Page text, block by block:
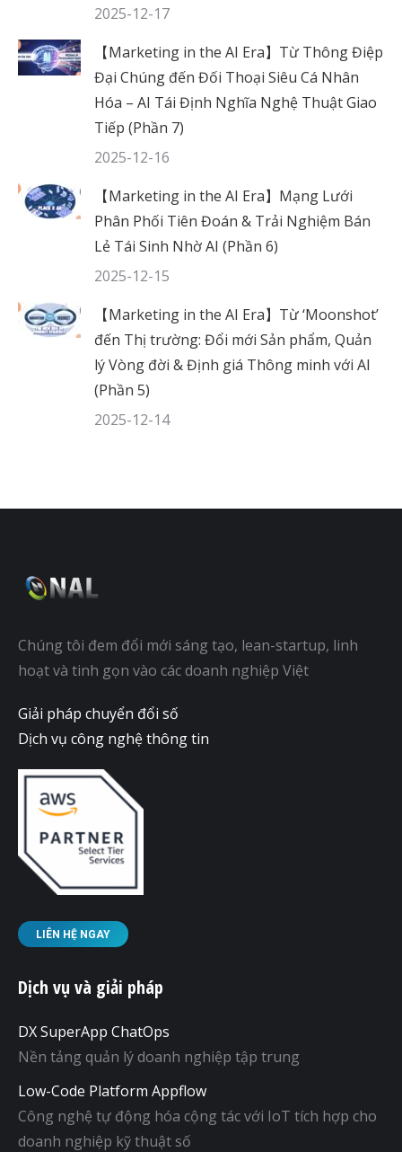
2025-12-17
【Marketing in the AI Era】Từ Thông Điệp
Đại Chúng đến Đối Thoại Siêu Cá Nhân
Hóa – AI Tái Định Nghĩa Nghệ Thuật Giao
Tiếp (Phần 7)
2025-12-16
【Marketing in the AI Era】Mạng Lưới
Phân Phối Tiên Đoán & Trải Nghiệm Bán
Lẻ Tái Sinh Nhờ AI (Phần 6)
2025-12-15
【Marketing in the AI Era】Từ ‘Moonshot’
đến Thị trường: Đổi mới Sản phẩm, Quản
lý Vòng đời & Định giá Thông minh với AI
(Phần 5)
2025-12-14
Chúng tôi đem đổi mới sáng tạo, lean-startup, linh
hoạt và tinh gọn vào các doanh nghiệp Việt
Giải pháp chuyển đổi số
Dịch vụ công nghệ thông tin
LIÊN HỆ NGAY
Dịch vụ và giải pháp
DX SuperApp ChatOps
Nền tảng quản lý doanh nghiệp tập trung
Low-Code Platform Appflow
Công nghệ tự động hóa cộng tác với IoT tích hợp cho
doanh nghiệp kỹ thuật số